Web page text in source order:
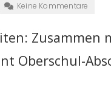
Keine Kommentare
Oberschul-